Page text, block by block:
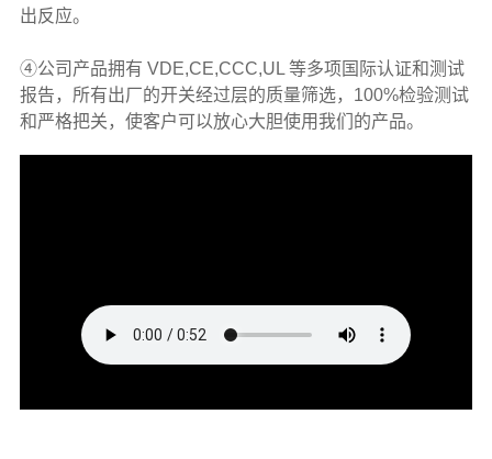
出反应。
④公司产品拥有 VDE,CE,CCC,UL 等多项国际认证和测试
报告，所有出厂的开关经过层的质量筛选，100%检验测试
和严格把关，使客户可以放心大胆使用我们的产品。